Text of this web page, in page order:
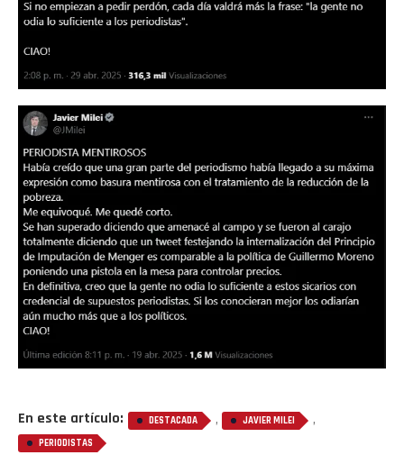
En este artículo: DESTACADA , JAVIER MILEI ,
PERIODISTAS